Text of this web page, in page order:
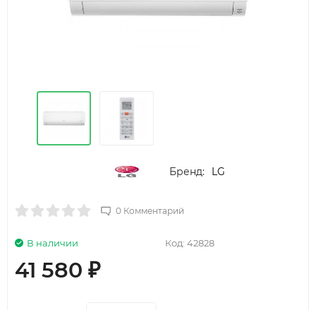
Бренд: LG
0 Комментарий
Код: 42828
В наличии
41 580 ₽